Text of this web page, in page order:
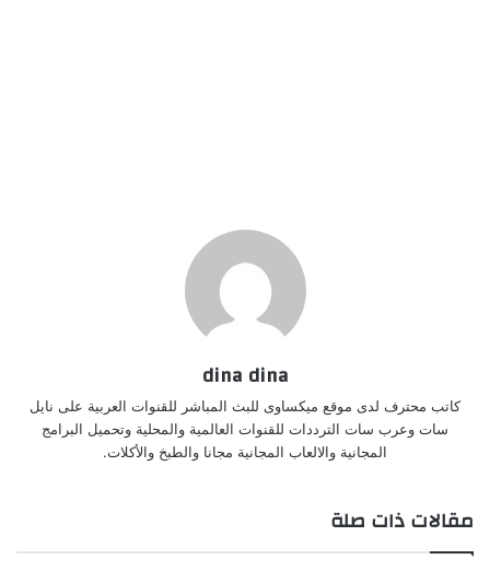
dina dina
كاتب محترف لدى موقع ميكساوى للبث المباشر للقنوات العربية على نايل
سات وعرب سات الترددات للقنوات العالمية والمحلية وتحميل البرامج
المجانية والالعاب المجانية مجانا والطبخ والأكلات.
مقالات ذات صلة